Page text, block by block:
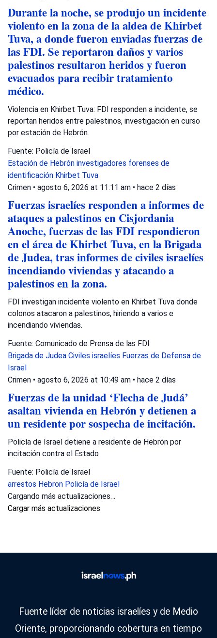
Durante la noche, se produjo un incidente
violento en la zona de la aldea de Khirbet
Tuva, a donde fueron enviadas fuerzas de
las FDI. Se reportaron daños y varios
palestinos resultaron heridos y fueron
evacuados para recibir tratamiento
médico.
Violencia en Khirbet Tuva: FDI responden a incidente, se
reportan heridos entre palestinos, investigación en curso
por estación de Hebrón.
Fuente: Policía de Israel
Estación de Hebrón investigadores forenses de
identificación Khirbet Tuva
Crimen • agosto 6, 2026 at 11:11 am • hace 2 días
Fuerzas israelíes responden a informes de
ataques a palestinos en Cisjordania
Anoche, fuerzas de las FDI respondieron
en el área de Khirbet Tuva, en la Brigada
de Judea, tras informes de civiles israelíes
incendiando viviendas y atacando a
palestinos en la zona.
FDI investigan incidente violento en Khirbet Tuva donde
colonos atacaron a palestinos, hiriendo a varios e
incendiando viviendas.
Fuente: Comunicado de Prensa de las FDI
Brigada de Judea Civiles israelíes Fuerzas de Defensa de
Israel
Crimen • agosto 6, 2026 at 10:49 am • hace 2 días
Fuerzas de la unidad ‘Flecha de Judá’
asaltan vivienda en Hebrón y detienen a
un residente por sospecha de incitación.
Policía de Israel detiene a residente de Hebrón por
incitación contra el Estado
Fuente: Policía de Israel
arrestos Hebron Policía de Israel
Cargando más actualizaciones…
Cargar más actualizaciones
Fuente líder de noticias israelíes y de Medio
Oriente, proporcionando cobertura en tiempo